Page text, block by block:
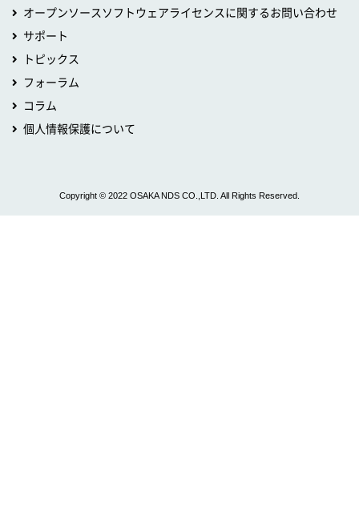
オープンソースソフトウェアライセンスに関するお問い合わせ
サポート
トピックス
フォーラム
コラム
個人情報保護について
Copyright © 2022 OSAKA NDS CO.,LTD. All Rights Reserved.